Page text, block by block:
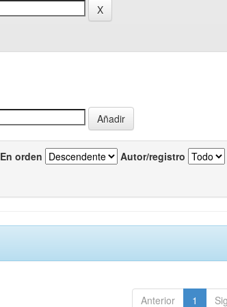
En orden Autor/registro
Anterior 1